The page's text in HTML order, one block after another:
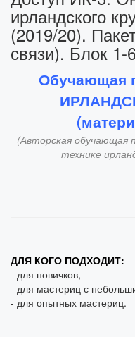
ирландского
(2019/20).
связи). Блок
Обучающая
(Авторская обучающая
технике
ДЛЯ КОГО ПОДХОДИТ:
- для новичков,
- для мастериц с
- для опытных мастериц.